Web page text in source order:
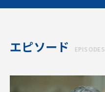
エピソード EPISODES